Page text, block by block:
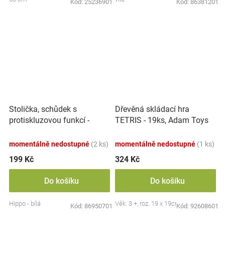
Kód: 25236901 Kód: 86381201
Stolička, schůdek s
protiskluzovou funkcí -
momentálně nedostupné (2 ks)
199 Kč
Do košíku
Hippo - bílá Kód: 86950701
Dřevěná skládací hra
TETRIS - 19ks, Adam Toys
momentálně nedostupné (1 ks)
324 Kč
Do košíku
Věk: 3 +, roz. 19 x 19cmKód: 92608601